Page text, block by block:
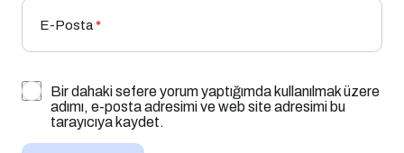
E-Posta*
Bir dahaki sefere yorum yaptığımda kullanılmak üzere
adımı, e-posta adresimi ve web site adresimi bu
tarayıcıya kaydet.